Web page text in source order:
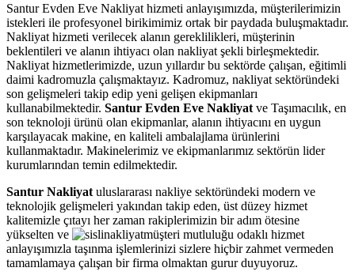
Santur Evden Eve Nakliyat hizmeti anlayışımızda, müşterilerimizin
istekleri ile profesyonel birikimimiz ortak bir paydada buluşmaktadır.
Nakliyat hizmeti verilecek alanın gereklilikleri, müşterinin
beklentileri ve alanın ihtiyacı olan nakliyat şekli birleşmektedir.
Nakliyat hizmetlerimizde, uzun yıllardır bu sektörde çalışan, eğitimli
daimi kadromuzla çalışmaktayız. Kadromuz, nakliyat sektöründeki
son gelişmeleri takip edip yeni gelişen ekipmanları
kullanabilmektedir. Santur Evden Eve Nakliyat ve Taşımacılık, en
son teknoloji ürünü olan ekipmanlar, alanın ihtiyacını en uygun
karşılayacak makine, en kaliteli ambalajlama ürünlerini
kullanmaktadır. Makinelerimiz ve ekipmanlarımız sektörün lider
kurumlarından temin edilmektedir.
Santur Nakliyat uluslararası nakliye sektöründeki modern ve
teknolojik gelişmeleri yakından takip eden, üst düzey hizmet
kalitemizle çıtayı her zaman rakiplerimizin bir adım ötesine
yükselten ve
müşteri mutluluğu odaklı hizmet
anlayışımızla taşınma işlemlerinizi sizlere hiçbir zahmet vermeden
tamamlamaya çalışan bir firma olmaktan gurur duyuyoruz.